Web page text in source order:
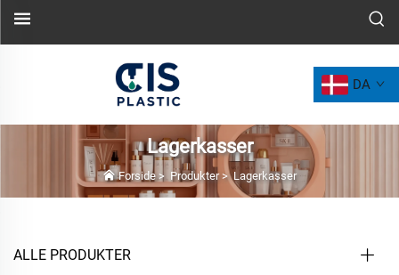
DA
Lagerkasser
Forside> Produkter>Lagerkasser
ALLE PRODUKTER